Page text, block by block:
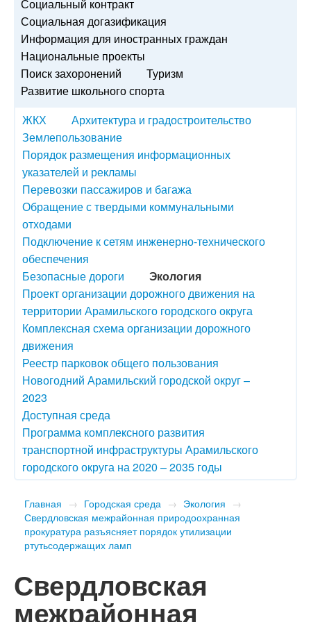
Социальный контракт
Социальная догазификация
Информация для иностранных граждан
Национальные проекты
Поиск захоронений
Туризм
Развитие школьного спорта
ЖКХ
Архитектура и градостроительство
Землепользование
Порядок размещения информационных
указателей и рекламы
Перевозки пассажиров и багажа
Обращение с твердыми коммунальными
отходами
Подключение к сетям инженерно-технического
обеспечения
Безопасные дороги
Экология
Проект организации дорожного движения на
территории Арамильского городского округа
Комплексная схема организации дорожного
движения
Реестр парковок общего пользования
Новогодний Арамильский городской округ –
2023
Доступная среда
Программа комплексного развития
транспортной инфраструктуры Арамильского
городского округа на 2020 – 2035 годы
Главная → Городская среда → Экология →
Свердловская межрайонная природоохранная
прокуратура разъясняет порядок утилизации
ртутьсодержащих ламп
Свердловская
межрайонная